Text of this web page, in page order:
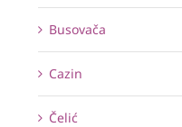
Busovača
Cazin
Čelić